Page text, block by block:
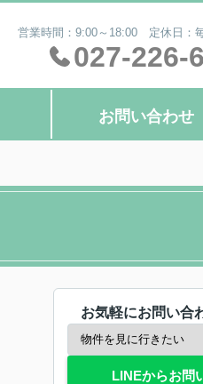
営業時間：9:00～18:00 定休日：
027-226-
お問い合わせ
お気軽にお問い合
LINEからお問